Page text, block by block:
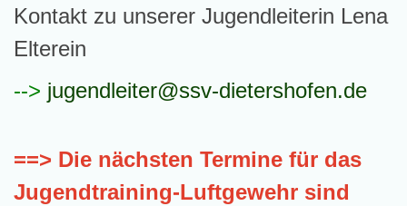
Kontakt zu unserer Jugendleiterin Lena
Elterein
--> jugendleiter@ssv-dietershofen.de
==> Die nächsten Termine für das
Jugendtraining-Luftgewehr sind